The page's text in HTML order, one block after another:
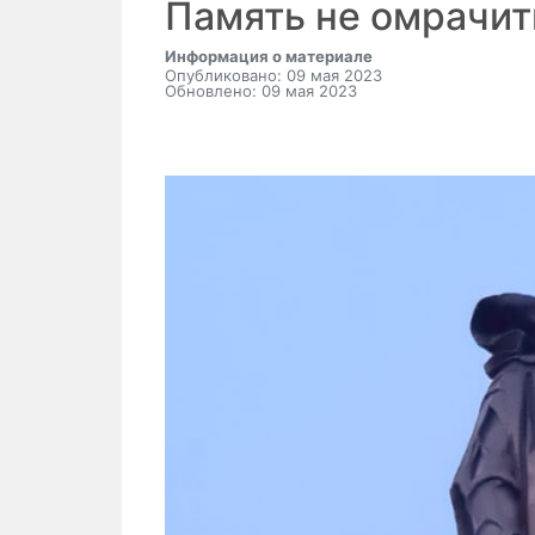
Память не
Информация о материале
Опубликовано: 09 мая 2023
Обновлено: 09 мая 2023